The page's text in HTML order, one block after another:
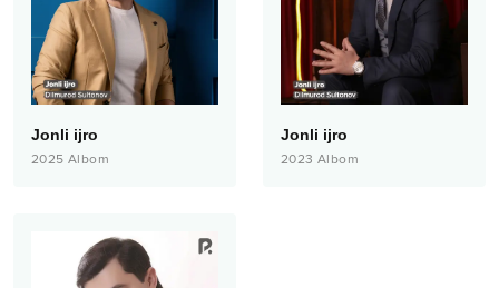
Jonli ijro
2025 Albom
Jonli ijro
2023 Albom